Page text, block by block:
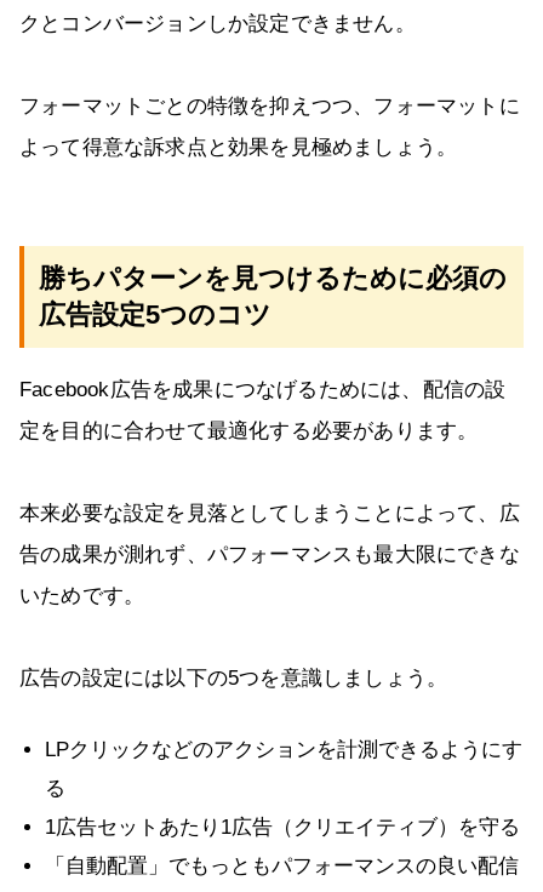
クとコンバージョンしか設定できません。
フォーマットごとの特徴を抑えつつ、フォーマットに
よって得意な訴求点と効果を見極めましょう。
勝ちパターンを見つけるために必須の
広告設定5つのコツ
Facebook広告を成果につなげるためには、配信の設
定を目的に合わせて最適化する必要があります。
本来必要な設定を見落としてしまうことによって、広
告の成果が測れず、パフォーマンスも最大限にできな
いためです。
広告の設定には以下の5つを意識しましょう。
LPクリックなどのアクションを計測できるようにす
る
1広告セットあたり1広告（クリエイティブ）を守る
「自動配置」でもっともパフォーマンスの良い配信